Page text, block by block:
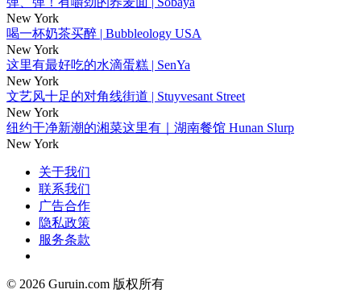
New York
喝一杯奶茶买醉 | Bubbleology USA
New York
这里有最好吃的水滴蛋糕 | SenYa
New York
文艺风十足的对角线街道 | Stuyvesant Street
New York
纽约干净新潮的湘菜这里有｜湖南餐馆 Hunan Slurp
New York
关于我们
联系我们
广告合作
隐私政策
服务条款
© 2026 Guruin.com 版权所有